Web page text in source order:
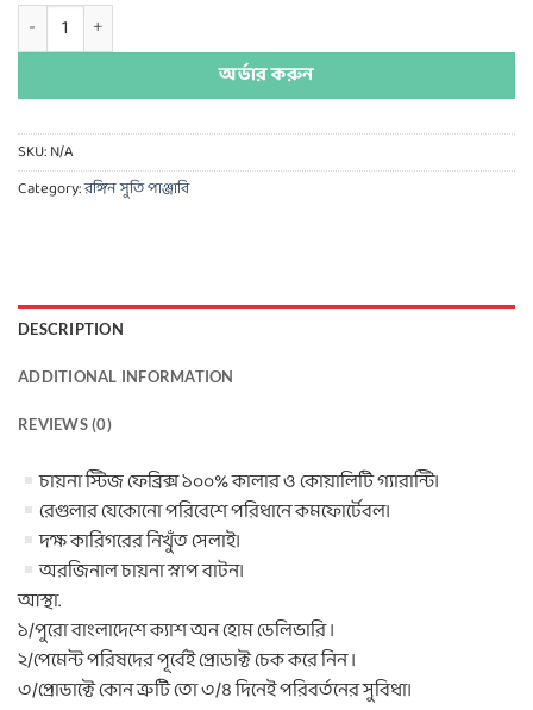
চায়না স্টিজ -১ quantity
অর্ডার করুন
SKU:N/A
Category:রঙ্গিন সুতি পাঞ্জাবি
DESCRIPTION
ADDITIONAL INFORMATION
REVIEWS (0)
চায়না স্টিজ ফেব্রিক্স ১০০% কালার ও কোয়ালিটি গ্যারান্টি।
রেগুলার যেকোনো পরিবেশে পরিধানে কমফোর্টেবল।
দক্ষ কারিগরের নিখুঁত সেলাই।
অরজিনাল চায়না স্নাপ বাটন।
আস্থা.
১/পুরো বাংলাদেশে ক্যাশ অন হোম ডেলিভারি ।
২/পেমেন্ট পরিষদের পূর্বেই প্রোডাক্ট চেক করে নিন ।
৩/প্রোডাক্টে কোন ত্রুটি তো ৩/৪ দিনেই পরিবর্তনের সুবিধা।